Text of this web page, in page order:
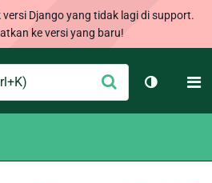
Django yang tidak lagi di support.
ke versi yang baru!
Ajukan
Ganti